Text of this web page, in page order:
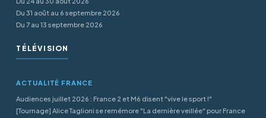
Du 31 août au 6 septembre 2026
Du 7 au 13 septembre 2026
TÉLÉVISION
ACTUALITÉ FRANCE
Audiences juillet 2026 : France 2 et M6 disent "vive le sport !"
[Tournage] Alice Taglioni se remémore "La dernière veillée" pour France